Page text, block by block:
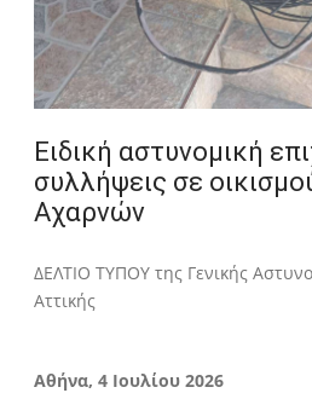
Ειδική αστυνομική
συλλήψεις σε
Αχαρνών
ΔΕΛΤΙΟ ΤΥΠΟΥ της Γενικής
Αττικής
Αθήνα, 4 Ιουλίου 2026